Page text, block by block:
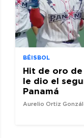
BÉISBOL
Hit de oro
le dio el
Panamá
Aurelio Ortiz